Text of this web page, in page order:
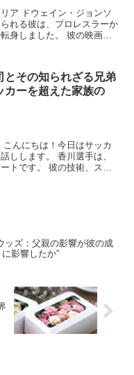
ア ドウェイン・ジョンソ
れる彼は、プロレスラーか
身しました。 彼の映画は
とその知られざる兄弟
カーを超えた家族の
んにちは！今日はサッカ
しします。 香川選手は、
トです。 彼の技術、スピ
ッズ：父親の影響が彼の成
影響したか”